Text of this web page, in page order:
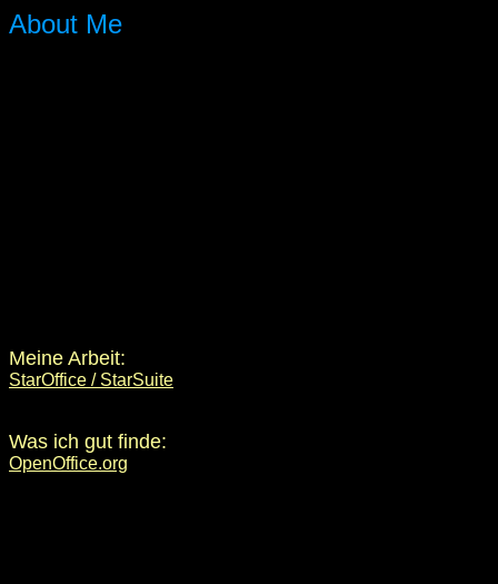
About Me
Meine Arbeit:
StarOffice / StarSuite
Was ich gut finde:
OpenOffice.org